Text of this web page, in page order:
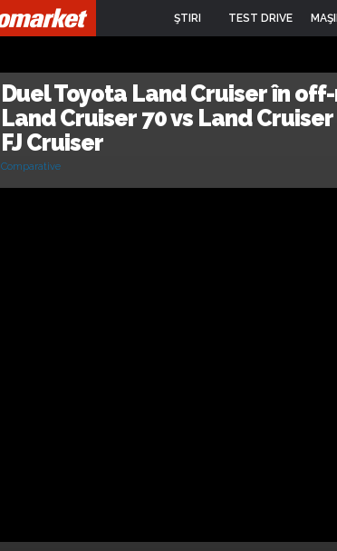
ŞTIRI TEST DRIVE
Duel Toyota Land Cruiser în
Land Cruiser 70 vs Land Cruiser
FJ Cruiser
Comparative